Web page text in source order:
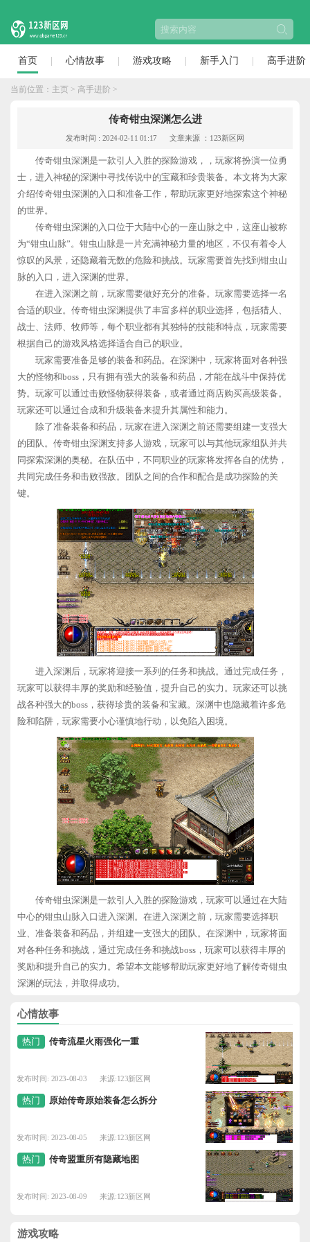
首页 心情故事 游戏攻略 新手入门 高手进阶
当前位置： 主页 > 高手进阶 >
传奇钳虫深渊怎么进
发布时间 : 2024-02-11 01:17 文章来源 ：123新区网
传奇钳虫深渊是一款引人入胜的探险游戏，，玩家将扮演一位勇
士，进入神秘的深渊中寻找传说中的宝藏和珍贵装备。本文将为大家
介绍传奇钳虫深渊的入口和准备工作，帮助玩家更好地探索这个神秘
的世界。
传奇钳虫深渊的入口位于大陆中心的一座山脉之中，这座山被称
为“钳虫山脉”。钳虫山脉是一片充满神秘力量的地区，不仅有着令人
惊叹的风景，还隐藏着无数的危险和挑战。玩家需要首先找到钳虫山
脉的入口，进入深渊的世界。
在进入深渊之前，玩家需要做好充分的准备。玩家需要选择一名
合适的职业。传奇钳虫深渊提供了丰富多样的职业选择，包括猎人、
战士、法师、牧师等，每个职业都有其独特的技能和特点，玩家需要
根据自己的游戏风格选择适合自己的职业。
玩家需要准备足够的装备和药品。在深渊中，玩家将面对各种强
大的怪物和boss，只有拥有强大的装备和药品，才能在战斗中保持优
势。玩家可以通过击败怪物获得装备，或者通过商店购买高级装备。
玩家还可以通过合成和升级装备来提升其属性和能力。
除了准备装备和药品，玩家在进入深渊之前还需要组建一支强大
的团队。传奇钳虫深渊支持多人游戏，玩家可以与其他玩家组队并共
同探索深渊的奥秘。在队伍中，不同职业的玩家将发挥各自的优势，
共同完成任务和击败强敌。团队之间的合作和配合是成功探险的关
键。
进入深渊后，玩家将迎接一系列的任务和挑战。通过完成任务，
玩家可以获得丰厚的奖励和经验值，提升自己的实力。玩家还可以挑
战各种强大的boss，获得珍贵的装备和宝藏。深渊中也隐藏着许多危
险和陷阱，玩家需要小心谨慎地行动，以免陷入困境。
传奇钳虫深渊是一款引人入胜的探险游戏，玩家可以通过在大陆
中心的钳虫山脉入口进入深渊。在进入深渊之前，玩家需要选择职
业、准备装备和药品，并组建一支强大的团队。在深渊中，玩家将面
对各种任务和挑战，通过完成任务和挑战boss，玩家可以获得丰厚的
奖励和提升自己的实力。希望本文能够帮助玩家更好地了解传奇钳虫
深渊的玩法，并取得成功。
心情故事
传奇流星火雨强化一重
发布时间: 2023-08-03 来源:123新区网
热门
原始传奇原始装备怎么拆分
发布时间: 2023-08-05 来源:123新区网
热门
传奇盟重所有隐藏地图
发布时间: 2023-08-09 来源:123新区网
热门
游戏攻略